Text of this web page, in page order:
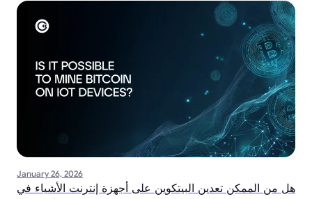
January 26, 2026
هل من الممكن تعدين البيتكوين على أجهزة إنترنت الأشياء في